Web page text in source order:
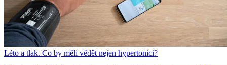
Léto a tlak. Co by měli vědět nejen hypertonici?